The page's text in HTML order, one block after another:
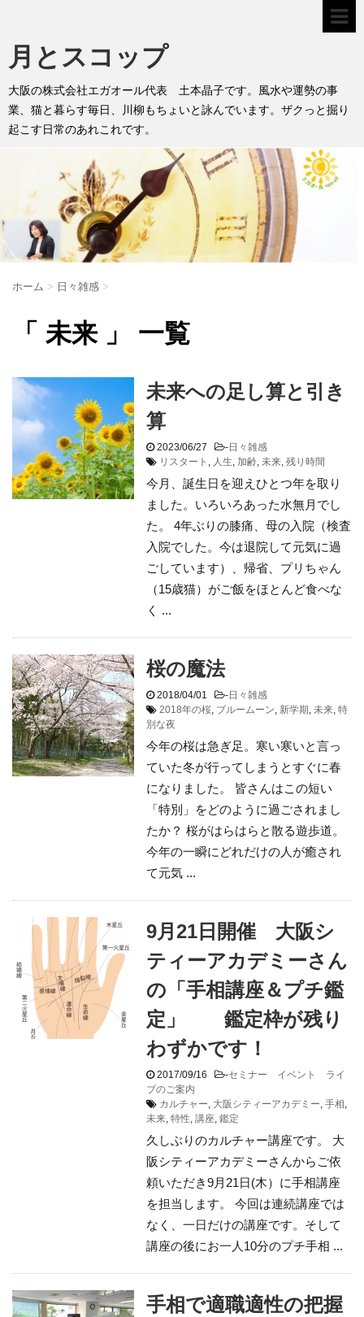
月とスコップ
大阪の株式会社エガオール代表 土本晶子です。風水や運勢の事
業、猫と暮らす毎日、川柳もちょいと詠んでいます。ザクっと掘り
起こす日常のあれこれです。
ホーム > 日々雑感 >
「 未来 」 一覧
未来への足し算と引き
算
2023/06/27 -日々雑感
リスタート , 人生, 加齢, 未来, 残り時間
今月、誕生日を迎えひとつ年を取り
ました。いろいろあった水無月でし
た。 4年ぶりの膝痛、母の入院（検査
入院でした。今は退院して元気に過
ごしています）、帰省、プリちゃん
（15歳猫）がご飯をほとんど食べな
く ...
桜の魔法
2018/04/01 -日々雑感
2018年の桜, ブルームーン, 新学期 , 未来, 特
別な夜
今年の桜は急ぎ足。寒い寒いと言っ
ていた冬が行ってしまうとすぐに春
になりました。 皆さんはこの短い
「特別」をどのように過ごされまし
たか？ 桜がはらはらと散る遊歩道。
今年の一瞬にどれだけの人が癒され
て元気 ...
9月21日開催 大阪シ
ティーアカデミーさん
の「手相講座＆プチ鑑
定」 鑑定枠が残り
わずかです！
2017/09/16 -セミナー イベント ライ
ブのご案内
カルチャー, 大阪シティーアカデミー, 手相,
未来, 特性, 講座, 鑑定
久しぶりのカルチャー講座です。 大
阪シティーアカデミーさんからご依
頼いただき9月21日(木）に手相講座
を担当します。 今回は連続講座では
なく、一日だけの講座です。そして
講座の後にお一人10分のプチ手相 ...
手相で適職適性の把握